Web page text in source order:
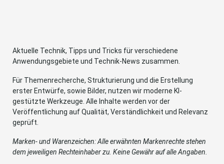
Aktuelle Technik, Tipps und Tricks für verschiedene
Anwendungsgebiete und Technik-News zusammen.
Für Themenrecherche, Strukturierung und die Erstellung
erster Entwürfe, sowie Bilder, nutzen wir moderne KI-
gestützte Werkzeuge. Alle Inhalte werden vor der
Veröffentlichung auf Qualität, Verständlichkeit und Relevanz
geprüft.
Marken- und Warenzeichen: Alle erwähnten Markenrechte stehen
dem jeweiligen Rechteinhaber zu. Keine Gewähr auf alle Angaben.